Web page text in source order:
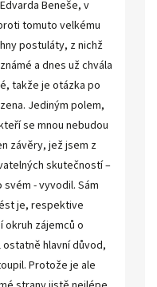
Beneše, v
tomuto velkému
postuláty, z nichž
a dnes už chvála
takže je otázka po
Jediným polem,
se mnou nebudou
závěry, jež jsem z
skutečností –
- vyvodil. Sám
je, respektive
okruh zájemců o
hlavní důvod,
Protože je ale